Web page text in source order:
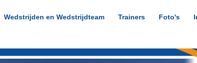
Wedstrijden en Wedstrijdteam Trainers Foto's